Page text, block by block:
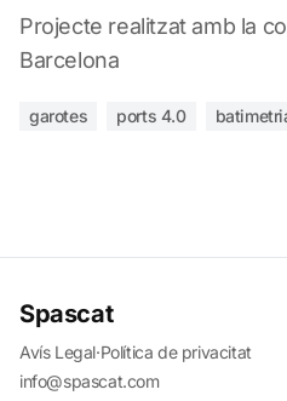
Projecte realitzat amb la
Barcelona
garotes ports 4.0
Spascat
Avís Legal·Política de privacitat
info@spascat.com